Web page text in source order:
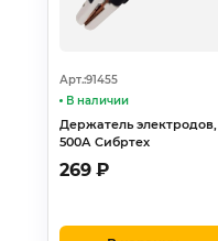
Арт.:91455
В наличии
Держатель электродов,
500А Сибртех
269 ₽